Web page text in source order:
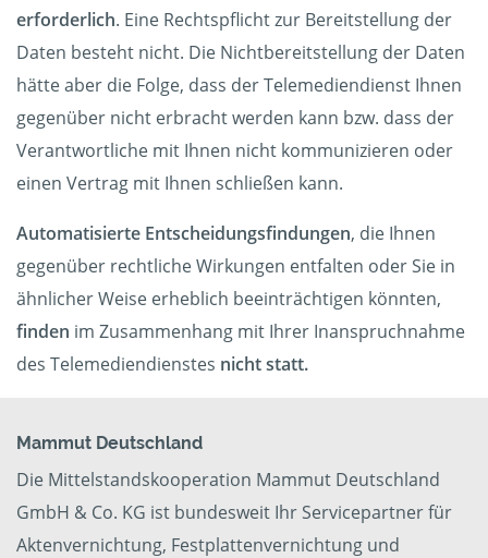
erforderlich. Eine Rechtspflicht zur Bereitstellung der
Daten besteht nicht. Die Nichtbereitstellung der Daten
hätte aber die Folge, dass der Telemediendienst Ihnen
gegenüber nicht erbracht werden kann bzw. dass der
Verantwortliche mit Ihnen nicht kommunizieren oder
einen Vertrag mit Ihnen schließen kann.
Automatisierte Entscheidungsfindungen, die Ihnen
gegenüber rechtliche Wirkungen entfalten oder Sie in
ähnlicher Weise erheblich beeinträchtigen könnten,
finden im Zusammenhang mit Ihrer Inanspruchnahme
des Telemediendienstes nicht statt.
Mammut Deutschland
Die Mittelstandskooperation Mammut Deutschland
GmbH & Co. KG ist bundesweit Ihr Servicepartner für
Aktenvernichtung, Festplattenvernichtung und